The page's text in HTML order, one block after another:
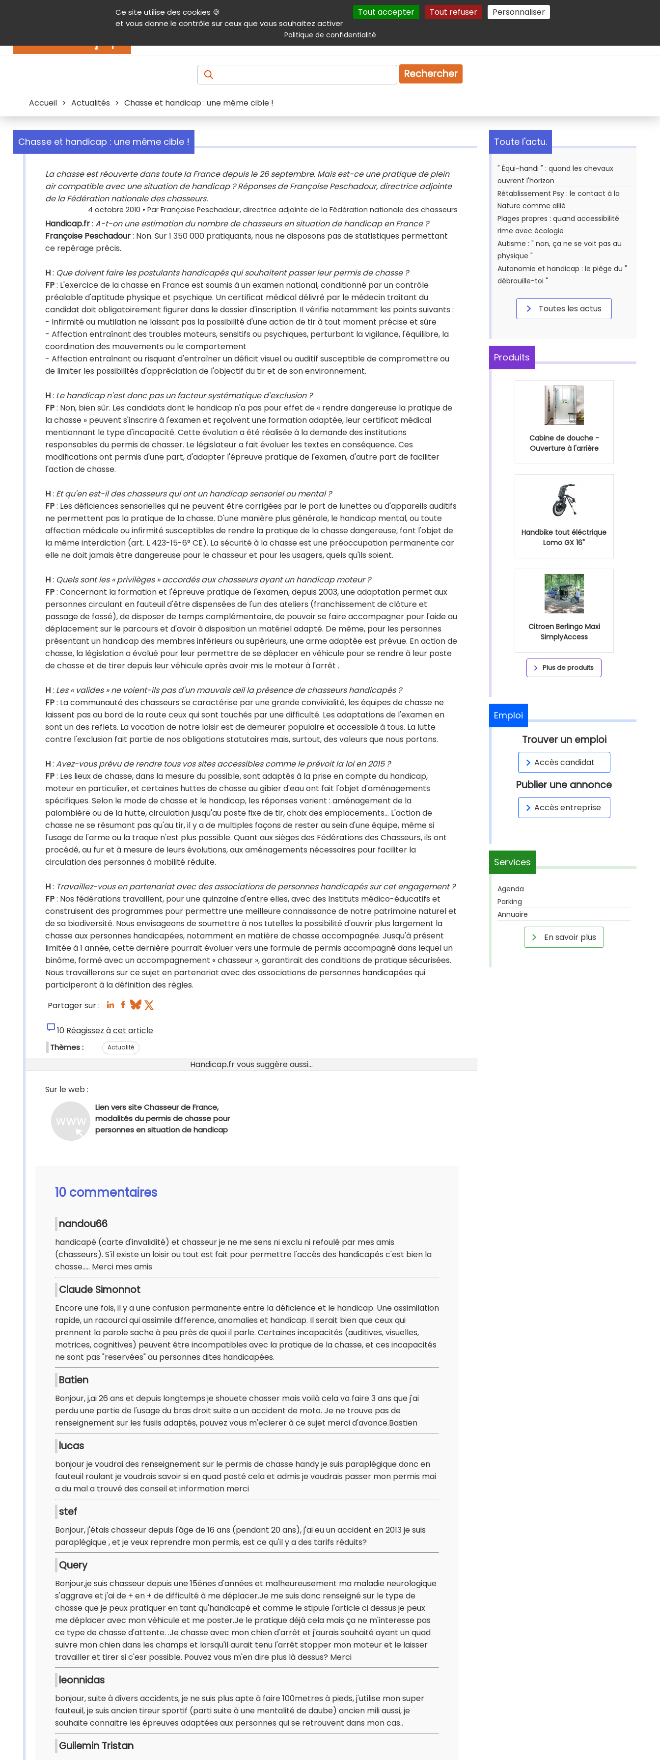
Ce site utilise des cookies 🍪
et vous donne le contrôle sur ceux que vous souhaitez activer
Tout accepter Tout refuser Personnaliser
Politique de confidentialité
Contenu Aide et accessibilité Menu principal Autres services Plan du site Gestion des cookies
Produits & services Emploi Droit
Rechercher
Accueil > Actualités > Chasse et handicap : une même cible !
Chasse et handicap : une même cible !
La chasse est réouverte dans toute la France depuis le 26 septembre. Mais est-ce une pratique de plein
air compatible avec une situation de handicap ? Réponses de Françoise Peschadour, directrice adjointe
de la Fédération nationale des chasseurs.
4 octobre 2010 • Par Françoise Peschadour, directrice adjointe de la Fédération nationale des chasseurs
Handicap.fr: A-t-on une estimation du nombre de chasseurs en situation de handicap en France ?
Françoise Peschadour: Non. Sur 1 350 000 pratiquants, nous ne disposons pas de statistiques permettant
ce repérage précis.
H: Que doivent faire les postulants handicapés qui souhaitent passer leur permis de chasse ?
FP: L'exercice de la chasse en France est soumis à un examen national, conditionné par un contrôle
préalable d'aptitude physique et psychique. Un certificat médical délivré par le médecin traitant du
candidat doit obligatoirement figurer dans le dossier d'inscription. Il vérifie notamment les points suivants :
- Infirmité ou mutilation ne laissant pas la possibilité d'une action de tir à tout moment précise et sûre
- Affection entraînant des troubles moteurs, sensitifs ou psychiques, perturbant la vigilance, l'équilibre, la
coordination des mouvements ou le comportement
- Affection entraînant ou risquant d'entraîner un déficit visuel ou auditif susceptible de compromettre ou
de limiter les possibilités d'appréciation de l'objectif du tir et de son environnement.
H: Le handicap n'est donc pas un facteur systématique d'exclusion ?
FP: Non, bien sûr. Les candidats dont le handicap n'a pas pour effet de « rendre dangereuse la pratique de
la chasse » peuvent s'inscrire à l'examen et reçoivent une formation adaptée, leur certificat médical
mentionnant le type d'incapacité. Cette évolution a été réalisée à la demande des institutions
responsables du permis de chasser. Le législateur a fait évoluer les textes en conséquence. Ces
modifications ont permis d'une part, d'adapter l'épreuve pratique de l'examen, d'autre part de faciliter
l'action de chasse.
H: Et qu'en est-il des chasseurs qui ont un handicap sensoriel ou mental ?
FP: Les déficiences sensorielles qui ne peuvent être corrigées par le port de lunettes ou d'appareils auditifs
ne permettent pas la pratique de la chasse. D'une manière plus générale, le handicap mental, ou toute
affection médicale ou infirmité susceptibles de rendre la pratique de la chasse dangereuse, font l'objet de
la même interdiction (art. L 423-15-6° CE). La sécurité à la chasse est une préoccupation permanente car
elle ne doit jamais être dangereuse pour le chasseur et pour les usagers, quels qu'ils soient.
H: Quels sont les « privilèges » accordés aux chasseurs ayant un handicap moteur ?
FP: Concernant la formation et l'épreuve pratique de l'examen, depuis 2003, une adaptation permet aux
personnes circulant en fauteuil d'être dispensées de l'un des ateliers (franchissement de clôture et
passage de fossé), de disposer de temps complémentaire, de pouvoir se faire accompagner pour l'aide au
déplacement sur le parcours et d'avoir à disposition un matériel adapté. De même, pour les personnes
présentant un handicap des membres inférieurs ou supérieurs, une arme adaptée est prévue. En action de
chasse, la législation a évolué pour leur permettre de se déplacer en véhicule pour se rendre à leur poste
de chasse et de tirer depuis leur véhicule après avoir mis le moteur à l'arrêt .
H: Les « valides » ne voient-ils pas d'un mauvais œil la présence de chasseurs handicapés ?
FP: La communauté des chasseurs se caractérise par une grande convivialité, les équipes de chasse ne
laissent pas au bord de la route ceux qui sont touchés par une difficulté. Les adaptations de l'examen en
sont un des reflets. La vocation de notre loisir est de demeurer populaire et accessible à tous. La lutte
contre l'exclusion fait partie de nos obligations statutaires mais, surtout, des valeurs que nous portons.
H: Avez-vous prévu de rendre tous vos sites accessibles comme le prévoit la loi en 2015 ?
FP: Les lieux de chasse, dans la mesure du possible, sont adaptés à la prise en compte du handicap,
moteur en particulier, et certaines huttes de chasse au gibier d'eau ont fait l'objet d'aménagements
spécifiques. Selon le mode de chasse et le handicap, les réponses varient : aménagement de la
palombière ou de la hutte, circulation jusqu'au poste fixe de tir, choix des emplacements... L'action de
chasse ne se résumant pas qu'au tir, il y a de multiples façons de rester au sein d'une équipe, même si
l'usage de l'arme ou la traque n'est plus possible. Quant aux sièges des Fédérations des Chasseurs, ils ont
procédé, au fur et à mesure de leurs évolutions, aux aménagements nécessaires pour faciliter la
circulation des personnes à mobilité réduite.
H: Travaillez-vous en partenariat avec des associations de personnes handicapés sur cet engagement ?
FP: Nos fédérations travaillent, pour une quinzaine d'entre elles, avec des Instituts médico-éducatifs et
construisent des programmes pour permettre une meilleure connaissance de notre patrimoine naturel et
de sa biodiversité. Nous envisageons de soumettre à nos tutelles la possibilité d'ouvrir plus largement la
chasse aux personnes handicapées, notamment en matière de chasse accompagnée. Jusqu'à présent
limitée à 1 année, cette dernière pourrait évoluer vers une formule de permis accompagné dans lequel un
binôme, formé avec un accompagnement « chasseur », garantirait des conditions de pratique sécurisées.
Nous travaillerons sur ce sujet en partenariat avec des associations de personnes handicapées qui
participeront à la définition des règles.
Partager sur :
10 Réagissez à cet article
Thèmes : Actualité
Handicap.fr vous suggère aussi...
Sur le web :
Lien vers site Chasseur de France,
modalités du permis de chasse pour
personnes en situation de handicap
10 commentaires
nandou66
handicapé (carte d'invalidité) et chasseur je ne me sens ni exclu ni refoulé par mes amis
(chasseurs). S'il existe un loisir ou tout est fait pour permettre l'accès des handicapés c'est bien la
chasse..... Merci mes amis
Claude Simonnot
Encore une fois, il y a une confusion permanente entre la déficience et le handicap. Une assimilation
rapide, un racourci qui assimile difference, anomalies et handicap. Il serait bien que ceux qui
prennent la parole sache à peu près de quoi il parle. Certaines incapacités (auditives, visuelles,
motrices, cognitives) peuvent être incompatibles avec la pratique de la chasse, et ces incapacités
ne sont pas "reservées" au personnes dites handicapées.
Batien
Bonjour, j,ai 26 ans et depuis longtemps je shouete chasser mais voilà cela va faire 3 ans que j'ai
perdu une partie de l'usage du bras droit suite a un accident de moto. Je ne trouve pas de
renseignement sur les fusils adaptés, pouvez vous m'eclerer à ce sujet merci d'avance.Bastien
lucas
bonjour je voudrai des renseignement sur le permis de chasse handy je suis paraplégique donc en
fauteuil roulant je voudrais savoir si en quad posté cela et admis je voudrais passer mon permis mai
a du mal a trouvé des conseil et information merci
stef
Bonjour, j'étais chasseur depuis l'âge de 16 ans (pendant 20 ans), j'ai eu un accident en 2013 je suis
paraplégique , et je veux reprendre mon permis, est ce qu'il y a des tarifs réduits?
Query
Bonjour,je suis chasseur depuis une 15énes d'années et malheureusement ma maladie neurologique
s'aggrave et j'ai de + en + de difficulté à me déplacer.Je me suis donc renseigné sur le type de
chasse que je peux pratiquer en tant qu'handicapé et comme le stipule l'article ci dessus je peux
me déplacer avec mon véhicule et me poster.Je le pratique déjà cela mais ça ne m'interesse pas
ce type de chasse d'attente. .Je chasse avec mon chien d'arrêt et j'aurais souhaité ayant un quad
suivre mon chien dans les champs et lorsqu'il aurait tenu l'arrêt stopper mon moteur et le laisser
travailler et tirer si c'esr possible. Pouvez vous m'en dire plus là dessus? Merci
leonnidas
bonjour, suite à divers accidents, je ne suis plus apte à faire 100metres à pieds, j'utilise mon super
fauteuil, je suis ancien tireur sportif (parti suite à une mentalité de daube) ancien mili aussi, je
souhaite connaitre les épreuves adaptées aux personnes qui se retrouvent dans mon cas..
Guilemin Tristan
Toute l'actu.
" Équi-handi " : quand les chevaux
ouvrent l'horizon
Rétablissement Psy : le contact à la
Nature comme allié
Plages propres : quand accessibilité
rime avec écologie
Autisme : " non, ça ne se voit pas au
physique "
Autonomie et handicap : le piège du "
débrouille-toi "
Toutes les actus
Produits
Cabine de douche -
Ouverture à l'arrière
Handbike tout éléctrique
Lomo GX 16"
Citroen Berlingo Maxi
SimplyAccess
Plus de produits
Emploi
Trouver un emploi
Accès candidat
Publier une annonce
Accès entreprise
Services
Agenda
Parking
Annuaire
En savoir plus